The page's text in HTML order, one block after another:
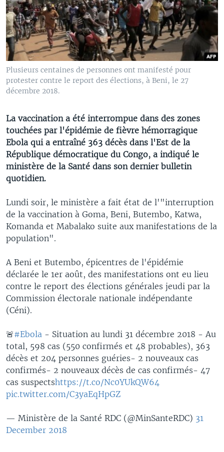
Plusieurs centaines de personnes ont manifesté pour
protester contre le report des élections, à Beni, le 27
décembre 2018.
La vaccination a été interrompue dans des zones
touchées par l'épidémie de fièvre hémorragique
Ebola qui a entraîné 363 décès dans l'Est de la
République démocratique du Congo, a indiqué le
ministère de la Santé dans son dernier bulletin
quotidien.
Lundi soir, le ministère a fait état de l'"interruption
de la vaccination à Goma, Beni, Butembo, Katwa,
Komanda et Mabalako suite aux manifestations de la
population".
A Beni et Butembo, épicentres de l'épidémie
déclarée le 1er août, des manifestations ont eu lieu
contre le report des élections générales jeudi par la
Commission électorale nationale indépendante
(Céni).
🚨#Ebola - Situation au lundi 31 décembre 2018 - Au
total, 598 cas (550 confirmés et 48 probables), 363
décès et 204 personnes guéries- 2 nouveaux cas
confirmés- 2 nouveaux décès de cas confirmés- 47
cas suspectshttps://t.co/Nc0YUkQW64
pic.twitter.com/C3yaEqHpGZ
— Ministère de la Santé RDC (@MinSanteRDC) 31
December 2018